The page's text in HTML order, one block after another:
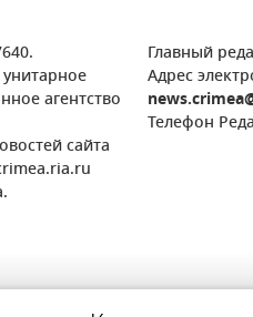
агентство
сайта
Главный
Адрес
Телефон